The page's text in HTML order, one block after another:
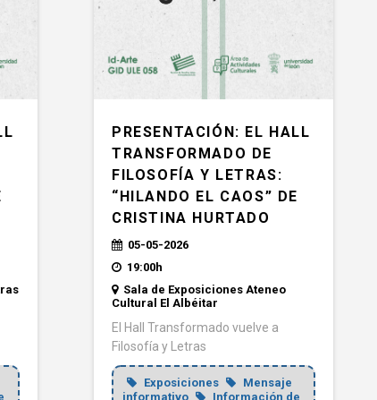
PRESENTACIÓN: EL HALL
TRANSFORMADO DE
FILOSOFÍA Y LETRAS:
“HILANDO EL CAOS” DE
CRISTINA HURTADO
05-05-2026
19:00h
Sala de Exposiciones Ateneo
Cultural El Albéitar
El Hall Transformado vuelve a
Filosofía y Letras
Exposiciones
Mensaje
informativo
Información de